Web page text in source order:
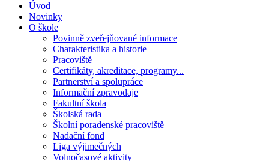
Úvod
Novinky
O škole
Povinně zveřejňované informace
Charakteristika a historie
Pracoviště
Certifikáty, akreditace, programy...
Partnerství a spolupráce
Informační zpravodaje
Fakultní škola
Školská rada
Školní poradenské pracoviště
Nadační fond
Liga výjimečných
Volnočasové aktivity